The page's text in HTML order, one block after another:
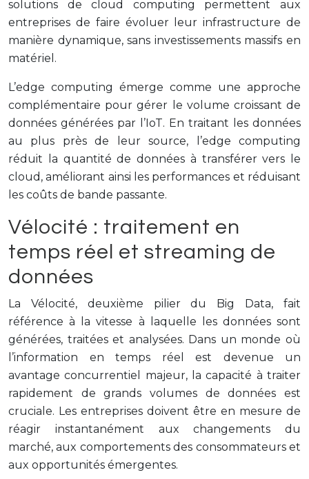
solutions de cloud computing permettent aux
entreprises de faire évoluer leur infrastructure de
manière dynamique, sans investissements massifs en
matériel.
L’edge computing émerge comme une approche
complémentaire pour gérer le volume croissant de
données générées par l’IoT. En traitant les données
au plus près de leur source, l’edge computing
réduit la quantité de données à transférer vers le
cloud, améliorant ainsi les performances et réduisant
les coûts de bande passante.
Vélocité : traitement en
temps réel et streaming de
données
La Vélocité, deuxième pilier du Big Data, fait
référence à la vitesse à laquelle les données sont
générées, traitées et analysées. Dans un monde où
l’information en temps réel est devenue un
avantage concurrentiel majeur, la capacité à traiter
rapidement de grands volumes de données est
cruciale. Les entreprises doivent être en mesure de
réagir instantanément aux changements du
marché, aux comportements des consommateurs et
aux opportunités émergentes.